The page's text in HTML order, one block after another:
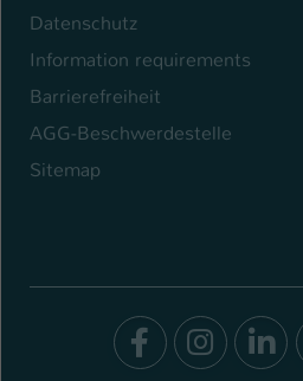
Datenschutz
Information requirements
Barrierefreiheit
AGG-Beschwerdestelle
Sitemap
Facebook